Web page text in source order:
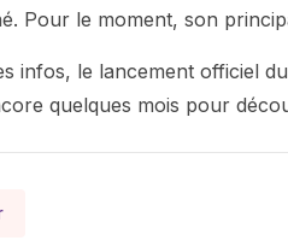
Pour le moment, son
infos, le lancement officiel
quelques mois pour